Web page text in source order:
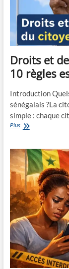
Droits et
10 règles
Introduction
sénégalais ?La
simple : chaque
PlusDroits
du
citoyen
sénégalais
10
règles
essentielles
expliquées